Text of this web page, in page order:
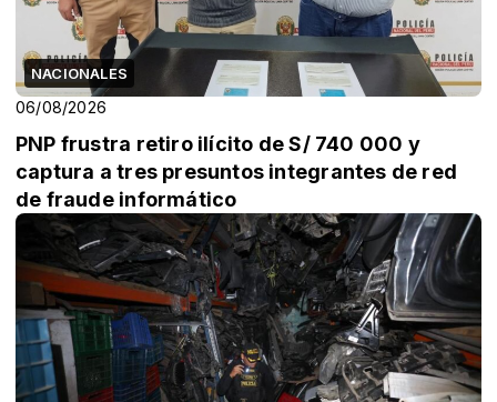
NACIONALES
06/08/2026
PNP frustra retiro ilícito de S/ 740 000 y
captura a tres presuntos integrantes de red
de fraude informático